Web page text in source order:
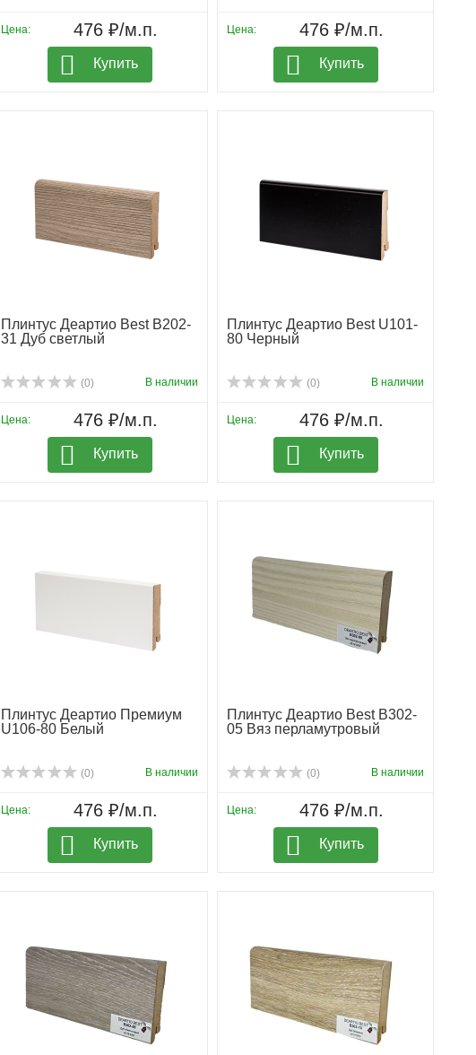
Цена: 476 ₽/м.п.
Купить
Цена: 476 ₽/м.п.
Купить
Плинтус Деартио Best B202-
31 Дуб светлый
(0) В наличии
Цена: 476 ₽/м.п.
Купить
Плинтус Деартио Best U101-
80 Черный
(0) В наличии
Цена: 476 ₽/м.п.
Купить
Плинтус Деартио Премиум
U106-80 Белый
(0) В наличии
Цена: 476 ₽/м.п.
Купить
Плинтус Деартио Best B302-
05 Вяз перламутровый
(0) В наличии
Цена: 476 ₽/м.п.
Купить